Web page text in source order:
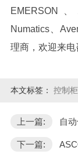
EMERSON
Numatics、
理商，欢迎来电
本文标签： 控制柜
上一篇: 自
下一篇: